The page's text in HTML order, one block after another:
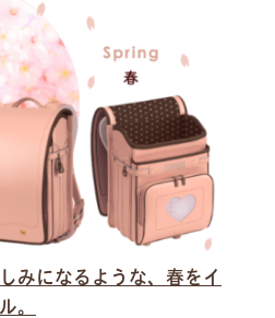
みになるような、春をイ
。